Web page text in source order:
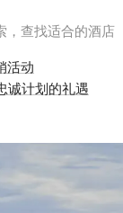
，查找适合的酒店
活动
诚计划的礼遇